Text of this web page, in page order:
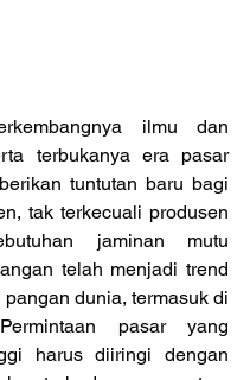
ilmu dan
terbukanya era pasar
tuntutan baru bagi
tak terkecuali produsen
jaminan mutu
telah menjadi trend
dunia, termasuk di
pasar yang
harus diiringi dengan